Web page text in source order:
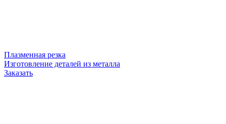
Плазменная резка
Изготовление деталей из металла
Заказать